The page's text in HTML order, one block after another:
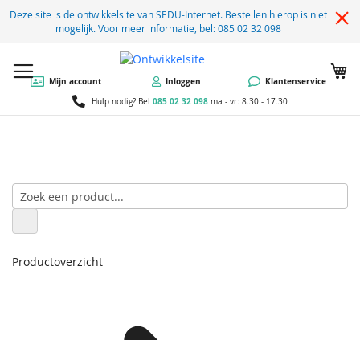
Deze site is de ontwikkelsite van SEDU-Internet. Bestellen hierop is niet
mogelijk. Voor meer informatie, bel: 085 02 32 098
Mijn account Inloggen Klantenservice
Hulp nodig? Bel 085 02 32 098 ma - vr: 8.30 - 17.30
Productoverzicht